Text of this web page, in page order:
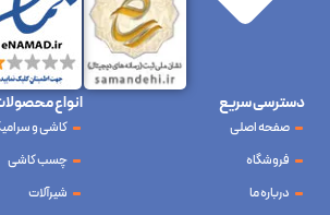
دسترسی سریع
صفحه اصلی
فروشگاه
درباره ما
انواع محصولات
کاشی و سرامیک
چسب کاشی
شیرآلات